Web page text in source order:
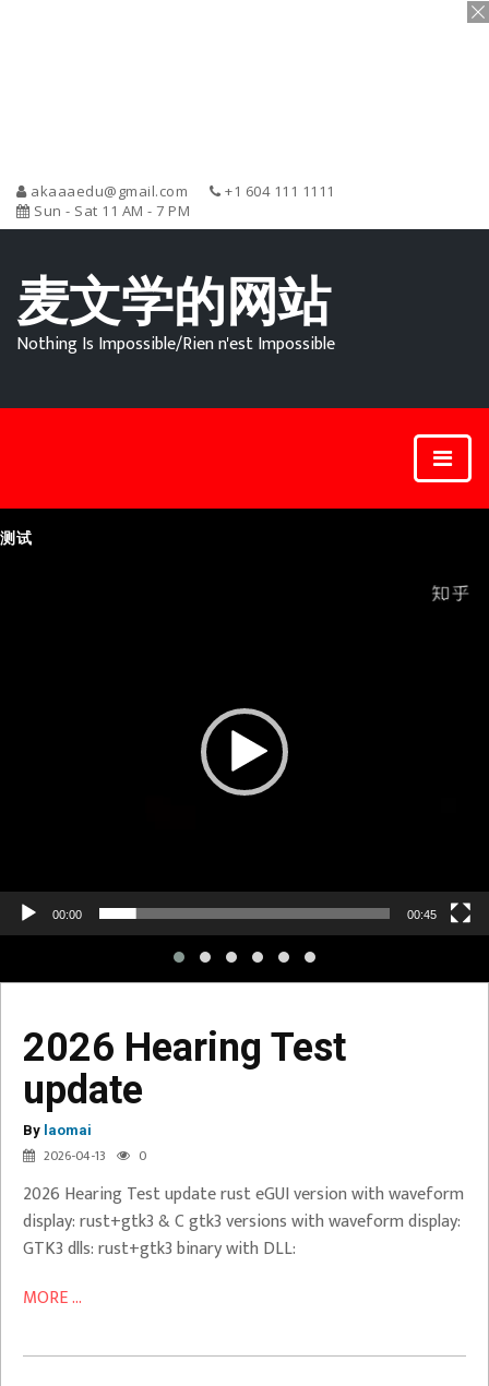
akaaaedu@gmail.com
+1 604 111 1111
Sun - Sat 11 AM - 7 PM
麦文学的网站
Nothing Is Impossible/Rien n'est Impossible
测试
00:00 00:45
2026 Hearing Test
update
By laomai
2026-04-13 0
2026
Hearing
Test
update
2026 Hearing Test update rust eGUI version with waveform
display: rust+gtk3 & C gtk3 versions with waveform display:
GTK3 dlls: rust+gtk3 binary with DLL:
MORE ...